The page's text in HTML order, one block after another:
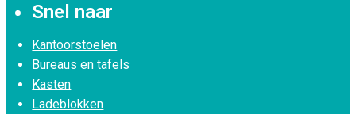
Snel naar
Kantoorstoelen
Bureaus en tafels
Kasten
Ladeblokken